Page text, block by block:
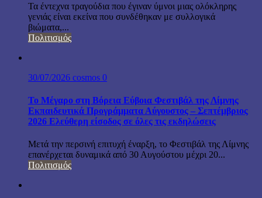
Τα έντεχνα τραγούδια που έγιναν ύμνοι μιας ολόκληρης
γενιάς είναι εκείνα που συνδέθηκαν με συλλογικά
βιώματα,...
Πολιτισμός
30/07/2026 cosmos 0
Το Μέγαρο στη Βόρεια Εύβοια Φεστιβάλ της Λίμνης
Εκπαιδευτικά Προγράμματα Αύγουστος – Σεπτέμβριος
2026 Ελεύθερη είσοδος σε όλες τις εκδηλώσεις
Μετά την περσινή επιτυχή έναρξη, το Φεστιβάλ της Λίμνης
επανέρχεται δυναμικά από 30 Αυγούστου μέχρι 20...
Πολιτισμός